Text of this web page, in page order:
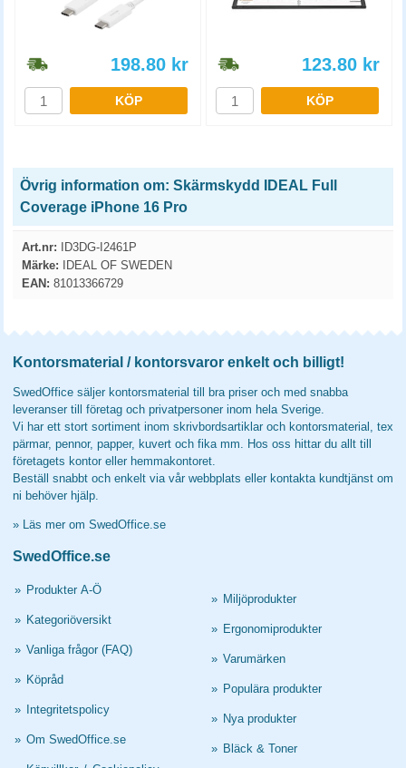
198.80 kr
KÖP
123.80 kr
KÖP
Övrig information om: Skärmskydd IDEAL Full
Coverage iPhone 16 Pro
Art.nr: ID3DG-I2461P
Märke: IDEAL OF SWEDEN
EAN: 81013366729
Kontorsmaterial / kontorsvaror enkelt och billigt!
SwedOffice säljer kontorsmaterial till bra priser och med snabba
leveranser till företag och privatpersoner inom hela Sverige.
Vi har ett stort sortiment inom skrivbordsartiklar och kontorsmaterial, tex
pärmar, pennor, papper, kuvert och fika mm. Hos oss hittar du allt till
företagets kontor eller hemmakontoret.
Beställ snabbt och enkelt via vår webbplats eller kontakta kundtjänst om
ni behöver hjälp.
» Läs mer om SwedOffice.se
SwedOffice.se
» Produkter A-Ö
» Kategoriöversikt
» Vanliga frågor (FAQ)
» Köpråd
» Integritetspolicy
» Om SwedOffice.se
» Miljöprodukter
» Ergonomiprodukter
» Varumärken
» Populära produkter
» Nya produkter
» Bläck & Toner